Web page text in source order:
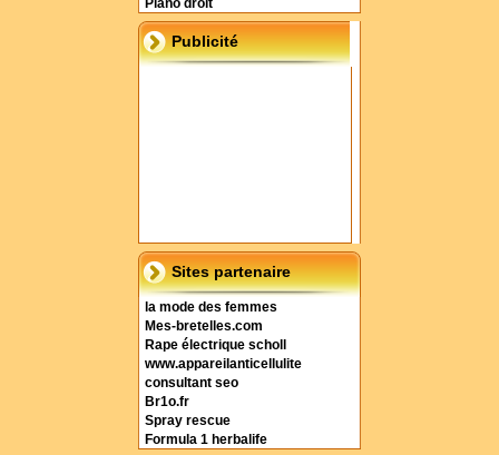
Piano droit
Publicité
Sites partenaire
la mode des femmes
Mes-bretelles.com
Rape électrique scholl
www.appareilanticellulite
consultant seo
Br1o.fr
Spray rescue
Formula 1 herbalife